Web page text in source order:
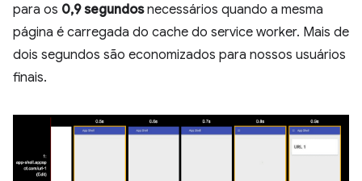
para os 0,9 segundosnecessários quando a mesma
página é carregada do cache do service worker. Mais de
dois segundos são economizados para nossos usuários
finais.